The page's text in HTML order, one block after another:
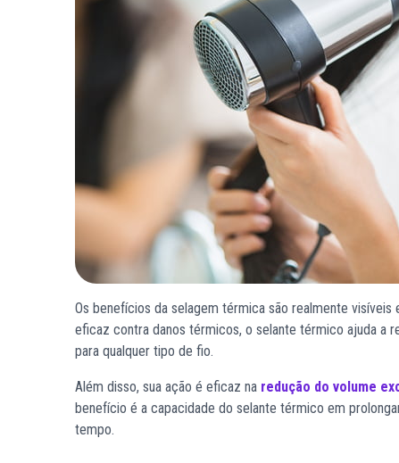
Os benefícios da selagem térmica são realmente
eficaz contra danos térmicos, o selante térmico ajuda a
para qualquer tipo de fio.
Além disso, sua ação é eficaz na redução do volume
benefício é a capacidade do selante térmico em
tempo.